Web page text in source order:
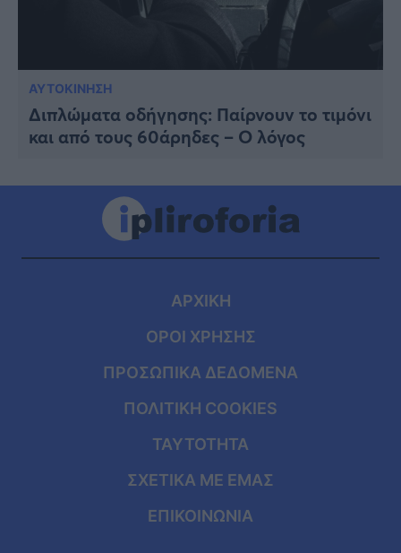
ΑΥΤΟΚΙΝΗΣΗ
Διπλώματα οδήγησης: Παίρνουν το τιμόνι
και από τους 60άρηδες – Ο λόγος
ΑΡΧΙΚΗ
ΟΡΟΙ ΧΡΗΣΗΣ
ΠΡΟΣΩΠΙΚΑ ΔΕΔΟΜΕΝΑ
ΠΟΛΙΤΙΚΗ COOKIES
ΤΑΥΤΟΤΗΤΑ
ΣΧΕΤΙΚΑ ΜΕ ΕΜΑΣ
ΕΠΙΚΟΙΝΩΝΙΑ